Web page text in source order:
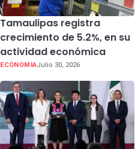
Tamaulipas registra
crecimiento de 5.2%, en su
actividad económica
ECONOMIAJulio 30, 2026